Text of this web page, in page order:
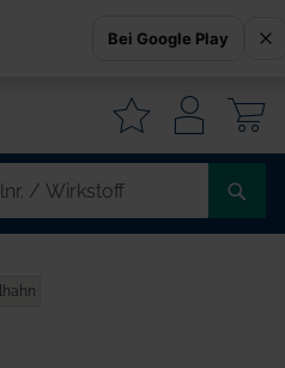
Bei Google Play